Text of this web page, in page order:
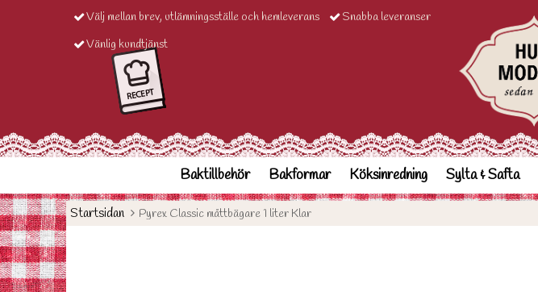
Välj mellan brev, utlämningsställe och hemleverans
Snabba leveranser
Vänlig kundtjänst
Baktillbehör Bakformar Köksinredning Sylta & Safta
Startsidan Pyrex Classic måttbägare 1 liter Klar